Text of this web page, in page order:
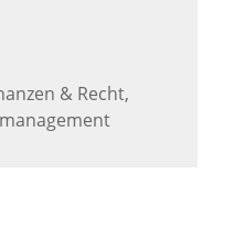
& Recht,